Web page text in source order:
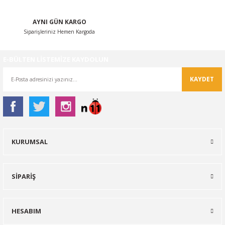
AYNI GÜN KARGO
Siparişleriniz Hemen Kargoda
KAYDET
KURUMSAL
SİPARİŞ
HESABIM